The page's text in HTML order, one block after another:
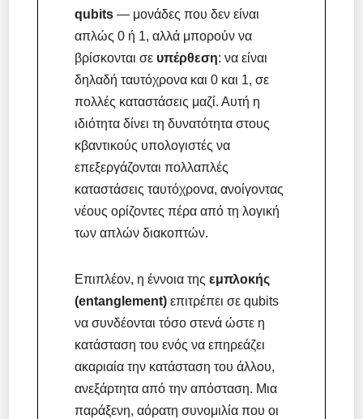
qubits — μονάδες που δεν είναι
απλώς 0 ή 1, αλλά μπορούν να
βρίσκονται σε υπέρθεση: να είναι
δηλαδή ταυτόχρονα και 0 και 1, σε
πολλές καταστάσεις μαζί. Αυτή η
ιδιότητα δίνει τη δυνατότητα στους
κβαντικούς υπολογιστές να
επεξεργάζονται πολλαπλές
καταστάσεις ταυτόχρονα, ανοίγοντας
νέους ορίζοντες πέρα από τη λογική
των απλών διακοπτών.
Επιπλέον, η έννοια τηςεμπλοκής
(entanglement) επιτρέπει σε qubits
να συνδέονται τόσο στενά ώστε η
κατάσταση του ενός να επηρεάζει
ακαριαία την κατάσταση του άλλου,
ανεξάρτητα από την απόσταση. Μια
παράξενη, αόρατη συνομιλία που οι